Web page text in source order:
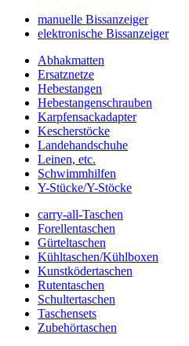
manuelle Bissanzeiger
elektronische Bissanzeiger
Abhakmatten
Ersatznetze
Hebestangen
Hebestangenschrauben
Karpfensackadapter
Kescherstöcke
Landehandschuhe
Leinen, etc.
Schwimmhilfen
Y-Stücke/Y-Stöcke
carry-all-Taschen
Forellentaschen
Gürteltaschen
Kühltaschen/Kühlboxen
Kunstködertaschen
Rutentaschen
Schultertaschen
Taschensets
Zubehörtaschen